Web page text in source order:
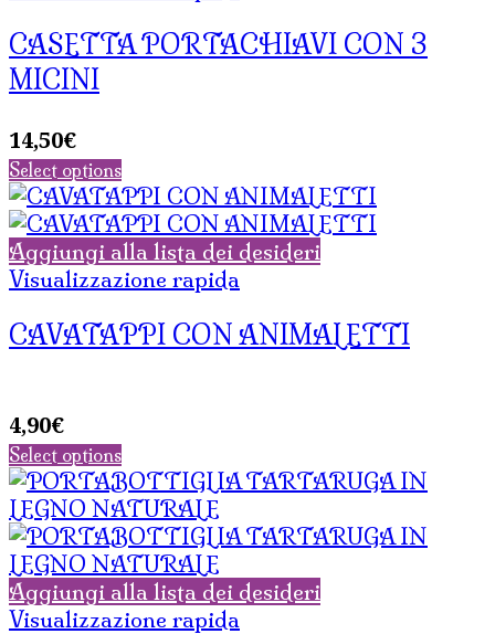
CASETTA PORTACHIAVI CON 3
MICINI
14,50€
Select options
Aggiungi alla lista dei desideri
Visualizzazione rapida
CAVATAPPI CON ANIMALETTI
4,90€
Select options
Aggiungi alla lista dei desideri
Visualizzazione rapida